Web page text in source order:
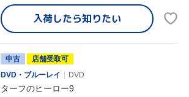
入荷したら知りたい
中古
店舗受取可
DVD・ブルーレイ
DVD
ターフのヒーロー9